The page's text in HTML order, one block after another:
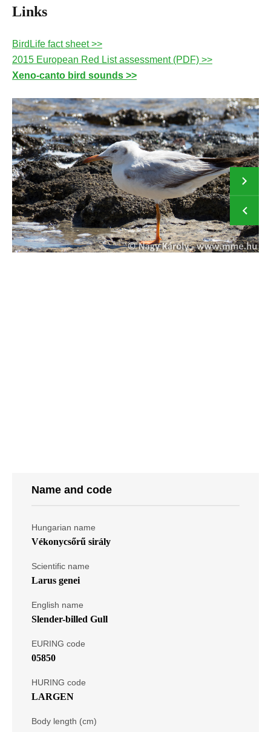
Links
BirdLife fact sheet >>
2015 European Red List assessment (PDF) >>
Xeno-canto bird sounds >>
Name and code
Hungarian name
Vékonycsőrű sirály
Scientific name
Larus genei
English name
Slender-billed Gull
EURING code
05850
HURING code
LARGEN
Body length (cm)